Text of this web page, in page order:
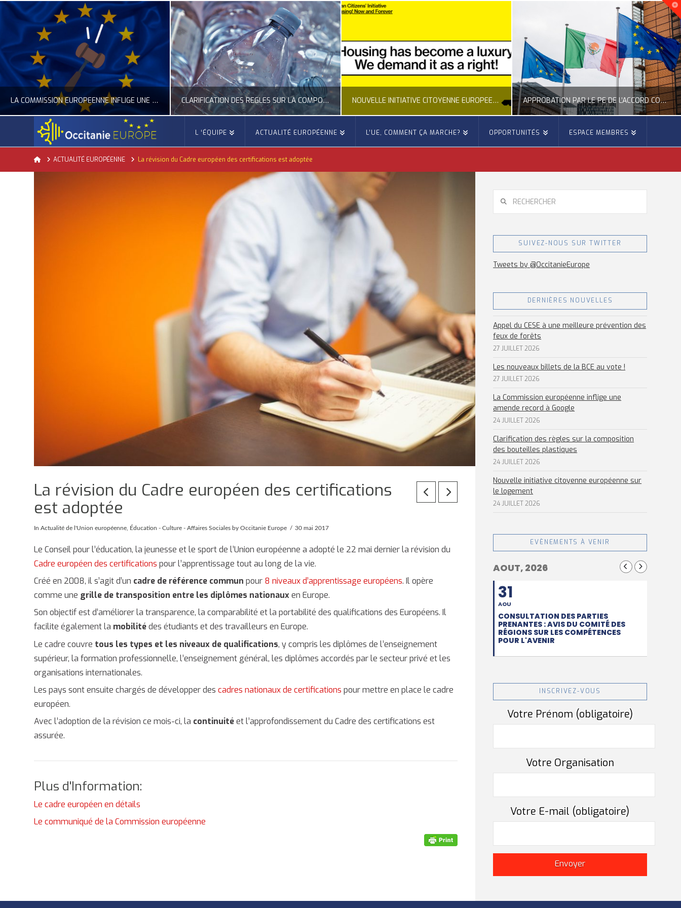
ACTUALITÉ DE L'UNION EUROPÉENNE, ACTUALITÉ DE LA REPRÉSENTATION D’OCCITANIE EUROPE, ECONOMIE CIRCULAIRE, ÉNERGIE - ENVIRONNEMENT - CLIMAT
NOUVELLE INITIATIVE CITOYENNE EUROPÉENNE SUR LE LOGEMENT
ACTUALITÉ DE L'UNION EUROPÉENNE, ACTUALITÉ DE LA REPRÉSENTATION D’OCCITANIE EUROPE, CITOYENNETÉ, LOGEMENT
JUILLET 24, 2026
APPROBATION PAR LE PE DE L’ACCORD COMMERCIAL ENTRE L’UE ET LE MEXIQUE
ACTION EXTÉRIEURE, ACTUALITÉ DE L'UNION EUROPÉENNE
APPEL DU CESE À UNE MEILLEURE PRÉVENTION DES FEUX DE FORÊTS
ACTUALITÉ DE L'UNION EUROPÉENNE, ACTUALITÉ DE LA REPRÉSENTATION D’OCCITANIE EUROPE, ÉNERGIE - ENVIRONNEMENT - CLIMAT, FORÊTS
JUILLET 27, 2026
L ‘ÉQUIPE ACTUALITÉ EUROPÉENNE L’UE, COMMENT ÇA MARCHE? OPPORTUNITÉS ESPACE MEMBRES
HomeACTUALITÉ EUROPÉENNE La révision du Cadre européen des certifications est adoptée
La révision du Cadre européen des certifications
est adoptée
InActualité de l'Union européenne Éducation - Culture - Affaires Sociales by Occitanie Europe 30 mai 2017
Le Conseil pour l’éducation, la jeunesse et le sport de l’Union européenne a adopté le 22 mai dernier la révision du
Cadre européen des certifications pour l’apprentissage tout au long de la vie.
Créé en 2008, il s’agit d’un cadre de référence commun pour 8 niveaux d’apprentissage européens. Il opère
comme une grille de transposition entre les diplômes nationauxen Europe.
Son objectif est d’améliorer la transparence, la comparabilité et la portabilité des qualifications des Européens. Il
facilite également la mobilitédes étudiants et des travailleurs en Europe.
Le cadre couvre tous les types et les niveaux de qualifications, y compris les diplômes de l’enseignement
supérieur, la formation professionnelle, l’enseignement général, les diplômes accordés par le secteur privé et les
organisations internationales.
Les pays sont ensuite chargés de développer descadres nationaux de certifications pour mettre en place le cadre
européen.
Avec l’adoption de la révision ce mois-ci, la continuitéet l’approfondissement du Cadre des certifications est
assurée.
Plus d'Information:
Le cadre européen en détails
Le communiqué de la Commission européenne
SUIVEZ-NOUS SUR TWITTER
Tweets by @OccitanieEurope
DERNIÈRES NOUVELLES
Appel du CESE à une meilleure prévention des
feux de forêts
27 JUILLET 2026
Les nouveaux billets de la BCE au vote !
27 JUILLET 2026
La Commission européenne inflige une
amende record à Google
24 JUILLET 2026
Clarification des règles sur la composition
des bouteilles plastiques
24 JUILLET 2026
Nouvelle initiative citoyenne européenne sur
le logement
24 JUILLET 2026
EVÈNEMENTS À VENIR
AOUT, 2026
31
AOU
CONSULTATION DES PARTIES
PRENANTES : AVIS DU COMITÉ DES
RÉGIONS SUR LES COMPÉTENCES
POUR L'AVENIR
INSCRIVEZ-VOUS
Votre Prénom (obligatoire)
Votre Organisation
Votre E-mail (obligatoire)